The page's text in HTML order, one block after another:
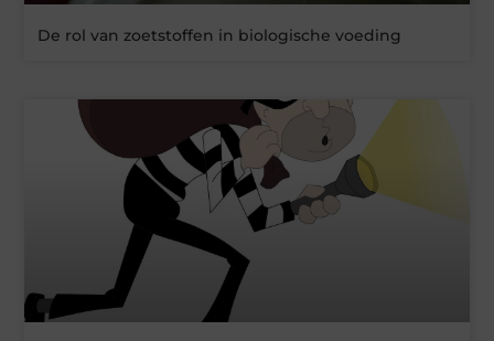
De rol van zoetstoffen in biologische voeding